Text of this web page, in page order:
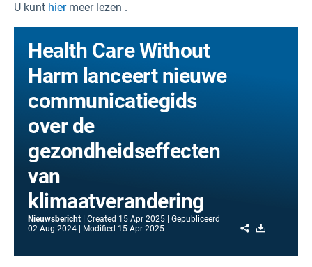
U kunt hiermeer lezen .
Health Care Without
Harm lanceert nieuwe
communicatiegids
over de
gezondheidseffecten
van
klimaatverandering
Nieuwsbericht Created 15 Apr 2025
Gepubliceerd
02 Aug 2024
Modified 15 Apr 2025 Share